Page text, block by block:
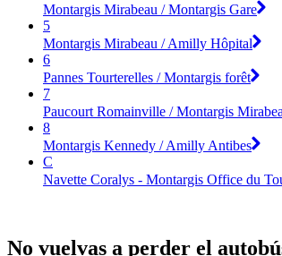
Montargis Mirabeau / Montargis Gare
5
Montargis Mirabeau / Amilly Hôpital
6
Pannes Tourterelles / Montargis forêt
7
Paucourt Romainville / Montargis
8
Montargis Kennedy / Amilly Antibes
C
Navette Coralys - Montargis Office du
No vuelvas a perder el